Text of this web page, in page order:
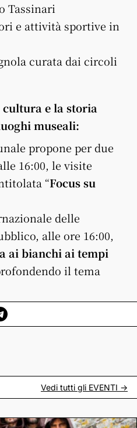
Tassinari
e attività sportive in
curata dai circoli
e la storia
museali:
propone per due
16:00, le visite
“Focus su
delle
alle ore 16:00,
ai bianchi ai tempi
il tema
Vedi tutti gli EVENTI ->